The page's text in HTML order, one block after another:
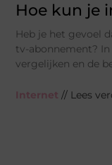
Hoe kun je
Heb je het gevoel
tv-abonnement?
vergelijken en de
Internet // Lees